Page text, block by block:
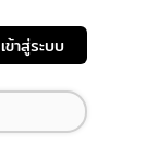
เข้าสู่ระบบ